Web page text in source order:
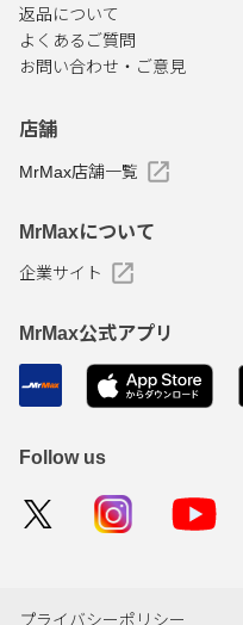
返品について
よくあるご質問
お問い合わせ・ご意見
店舗
MrMax店舗一覧
MrMaxについて
企業サイト
MrMax公式アプリ
Follow us
プライバシーポリシー